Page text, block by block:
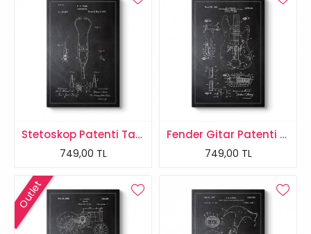
Stetoskop Patenti Tablosu
749,00 TL
Fender Gitar Patenti Tablosu
749,00 TL
Outlet